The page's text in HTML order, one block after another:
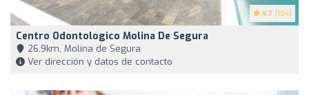
4.7 (184)
Centro Odontologico Molina De Segura
26,9km, Molina de Segura
Ver dirección y datos de contacto